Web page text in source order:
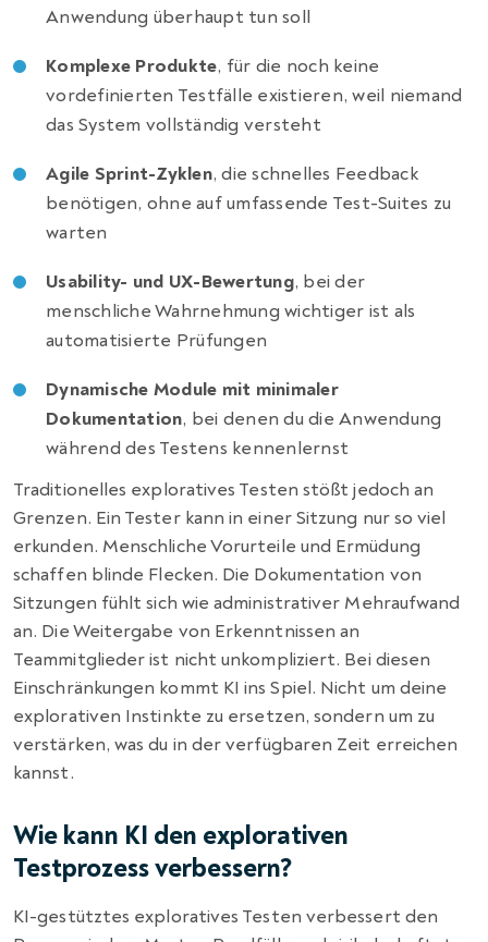
Anwendung überhaupt tun soll
Komplexe Produkte, für die noch keine
vordefinierten Testfälle existieren, weil niemand
das System vollständig versteht
Agile Sprint-Zyklen, die schnelles Feedback
benötigen, ohne auf umfassende Test-Suites zu
warten
Usability- und UX-Bewertung, bei der
menschliche Wahrnehmung wichtiger ist als
automatisierte Prüfungen
Dynamische Module mit minimaler
Dokumentation, bei denen du die Anwendung
während des Testens kennenlernst
Traditionelles exploratives Testen stößt jedoch an
Grenzen. Ein Tester kann in einer Sitzung nur so viel
erkunden. Menschliche Vorurteile und Ermüdung
schaffen blinde Flecken. Die Dokumentation von
Sitzungen fühlt sich wie administrativer Mehraufwand
an. Die Weitergabe von Erkenntnissen an
Teammitglieder ist nicht unkompliziert. Bei diesen
Einschränkungen kommt KI ins Spiel. Nicht um deine
explorativen Instinkte zu ersetzen, sondern um zu
verstärken, was du in der verfügbaren Zeit erreichen
kannst.
Wie kann KI den explorativen
Testprozess verbessern?
KI-gestütztes exploratives Testen verbessert den